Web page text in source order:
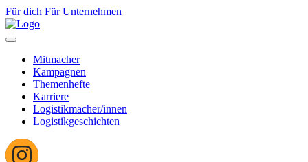
Für dich Für Unternehmen
Mitmacher
Kampagnen
Themenhefte
Karriere
Logistikmacher/innen
Logistikgeschichten